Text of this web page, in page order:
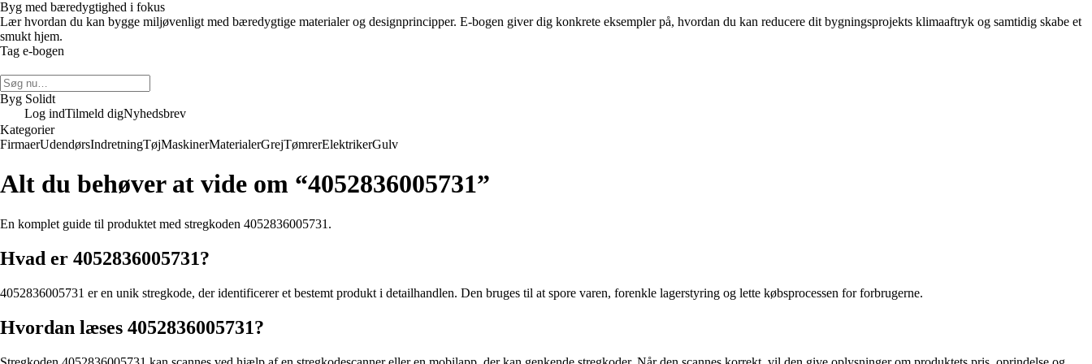
Byg med bæredygtighed i fokus
Lær hvordan du kan bygge miljøvenligt med bæredygtige materialer og designprincipper. E-bogen giver dig konkrete eksempler på, hvordan du kan reducere dit bygningsprojekts klimaaftryk og samtidig skabe et
smukt hjem.
Tag e-bogen
Byg Solidt
Log indTilmeld digNyhedsbrev
Kategorier
FirmaerUdendørsIndretningTøjMaskinerMaterialerGrejTømrerElektrikerGulv
Alt du behøver at vide om “4052836005731”
En komplet guide til produktet med stregkoden 4052836005731.
Hvad er 4052836005731?
4052836005731 er en unik stregkode, der identificerer et bestemt produkt i detailhandlen. Den bruges til at spore varen, forenkle lagerstyring og lette købsprocessen for forbrugerne.
Hvordan læses 4052836005731?